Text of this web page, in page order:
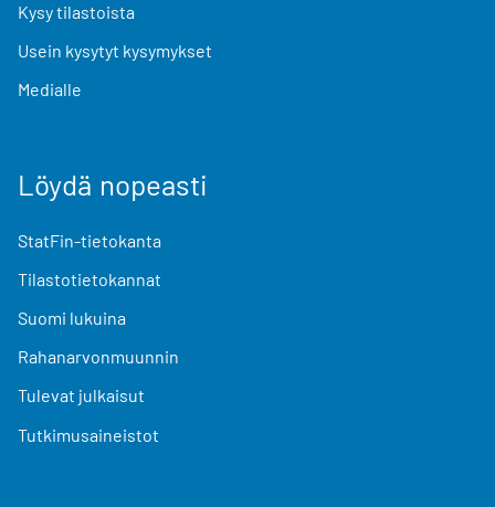
Kysy tilastoista
Usein kysytyt kysymykset
Medialle
Löydä nopeasti
StatFin-tietokanta
Tilastotietokannat
Suomi lukuina
Rahanarvonmuunnin
Tulevat julkaisut
Tutkimusaineistot